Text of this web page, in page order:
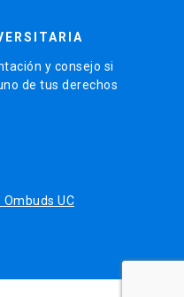
y consejo si
de tus derechos
Ombuds UC